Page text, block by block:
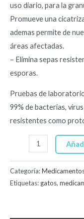
uso diario, para la
Promueve una
ademas permite de
áreas afectadas.
– Elimina sepas
esporas.
Pruebas de
99% de bacterias,
resistentes como
Categoría:
Etiquetas: gatos,